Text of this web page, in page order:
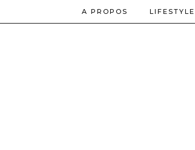
A PROPOS LIFESTYLE